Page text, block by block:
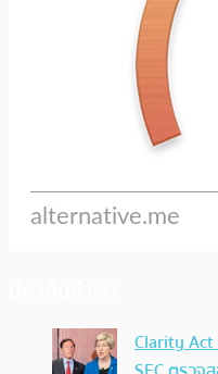
Clarity